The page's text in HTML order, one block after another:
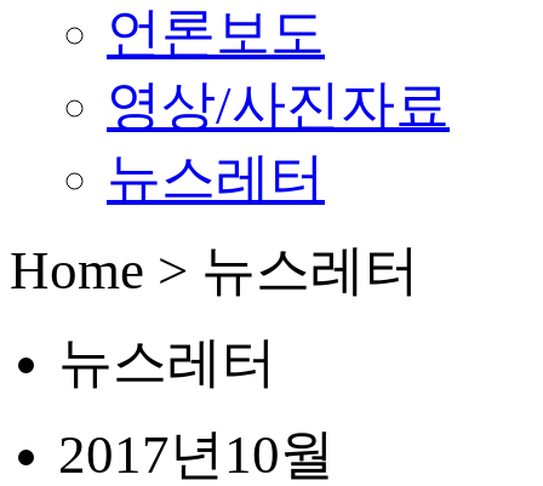
언론보도
영상/사진자료
뉴스레터
Home > 뉴스레터
뉴스레터
2017년 10월